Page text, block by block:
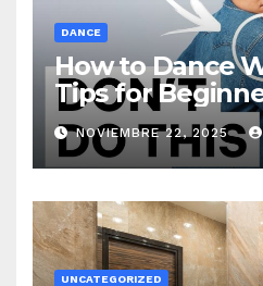
DANCE
How to Dance
Tips for
NOVIEMBRE 22, 2025
UNCATEGORIZED